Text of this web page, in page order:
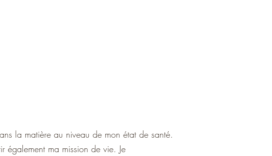
la matière au niveau de mon état de santé.
également ma mission de vie. Je